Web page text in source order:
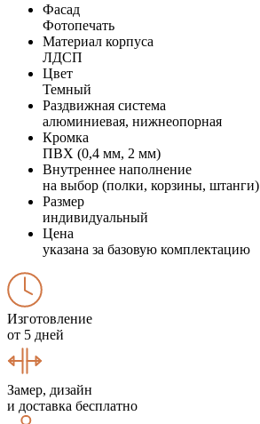
Фасад
Фотопечать
Материал корпуса
ЛДСП
Цвет
Темный
Раздвижная система
алюминиевая, нижнеопорная
Кромка
ПВХ (0,4 мм, 2 мм)
Внутреннее наполнение
на выбор (полки, корзины, штанги)
Размер
индивидуальный
Цена
указана за базовую комплектацию
Изготовление
от 5 дней
Замер, дизайн
и доставка бесплатно